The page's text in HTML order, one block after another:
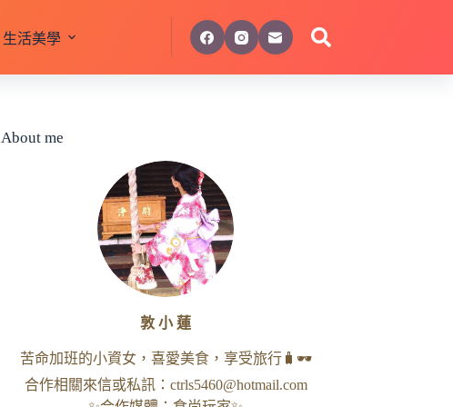
生活美學
About me
敦 小 蓮
苦命加班的小資女，喜愛美食，享受旅行🧳🕶
合作相關來信或私訊： ctrls5460@hotmail.com